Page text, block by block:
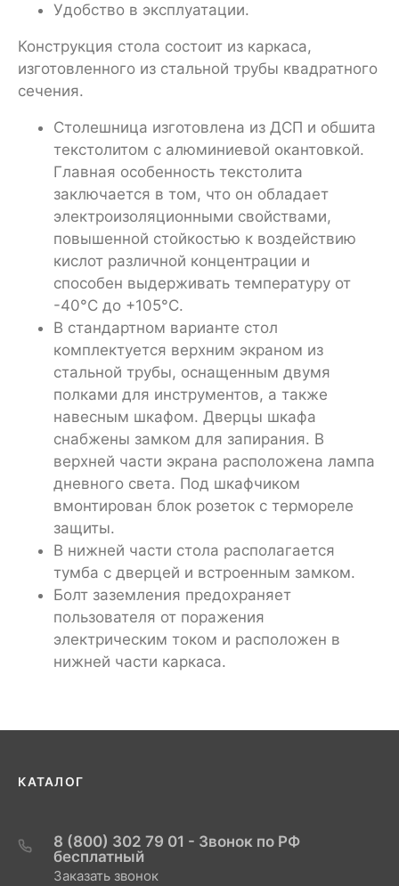
Удобство в эксплуатации.
Конструкция стола состоит из каркаса,
изготовленного из стальной трубы квадратного
сечения.
Столешница изготовлена из ДСП и обшита
текстолитом с алюминиевой окантовкой.
Главная особенность текстолита
заключается в том, что он обладает
электроизоляционными свойствами,
повышенной стойкостью к воздействию
кислот различной концентрации и
способен выдерживать температуру от
-40°C до +105°C.
В стандартном варианте стол
комплектуется верхним экраном из
стальной трубы, оснащенным двумя
полками для инструментов, а также
навесным шкафом. Дверцы шкафа
снабжены замком для запирания. В
верхней части экрана расположена лампа
дневного света. Под шкафчиком
вмонтирован блок розеток с термореле
защиты.
В нижней части стола располагается
тумба с дверцей и встроенным замком.
Болт заземления предохраняет
пользователя от поражения
электрическим током и расположен в
нижней части каркаса.
КАТАЛОГ
8 (800) 302 79 01 - Звонок по РФ
бесплатный
Заказать звонок